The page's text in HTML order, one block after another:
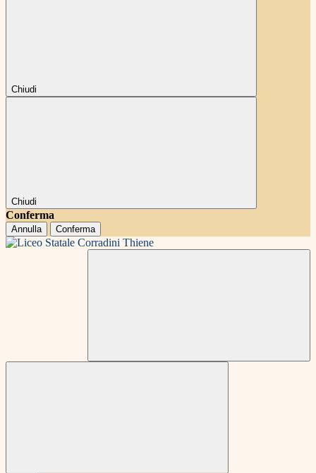
Chiudi
Chiudi
Conferma
Annulla Conferma